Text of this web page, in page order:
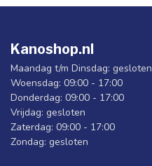
Kanoshop.nl
Maandag t/m Dinsdag: gesloten
Woensdag: 09:00 - 17:00
Donderdag: 09:00 - 17:00
Vrijdag: gesloten
Zaterdag: 09:00 - 17:00
Zondag: gesloten